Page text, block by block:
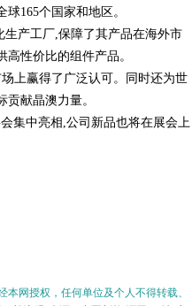
165个国家和地区。
生产工厂,保障了其产品在海外市
性价比的组件产品。
上赢得了广泛认可。同时还为世
献晶澳力量。
集中亮相,公司新品也将在展会上
网授权，任何单位及个人不得转载、